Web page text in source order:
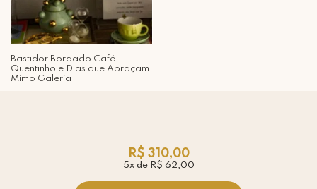
Bastidor Bordado Café
Quentinho e Dias que Abraçam
Mimo Galeria
R$ 310,00
5x de R$ 62,00